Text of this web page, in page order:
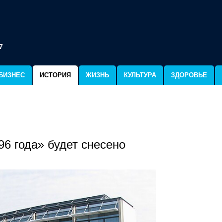
ИСТОРИЯ ЖИЗНЬ КУЛЬТУРА ЗДОРОВЬЕ
года» будет снесено